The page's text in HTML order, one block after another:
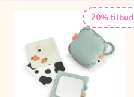
20% tilbud